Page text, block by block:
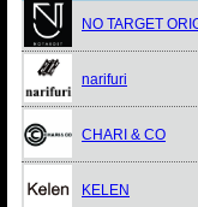
NO TARGET
narifuri
CHARI & CO
KELEN